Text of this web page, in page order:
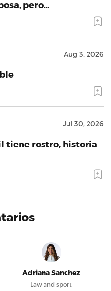
pero…
Aug 3, 2026
Jul 30, 2026
tiene rostro, historia
Adriana Sanchez
Law and sport